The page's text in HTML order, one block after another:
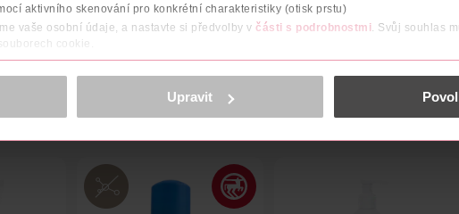
aktivního skenování pro konkrétní charakteristiky (otisk prstu)
vaše osobní údaje, a nastavte si předvolby v části s podrobnostmi . Svůj souhlas
cookie.
a reklam, funkcí sociálních médií, analýze návštěvnosti, které mohou nést
osobních údajů.
<
Upravit